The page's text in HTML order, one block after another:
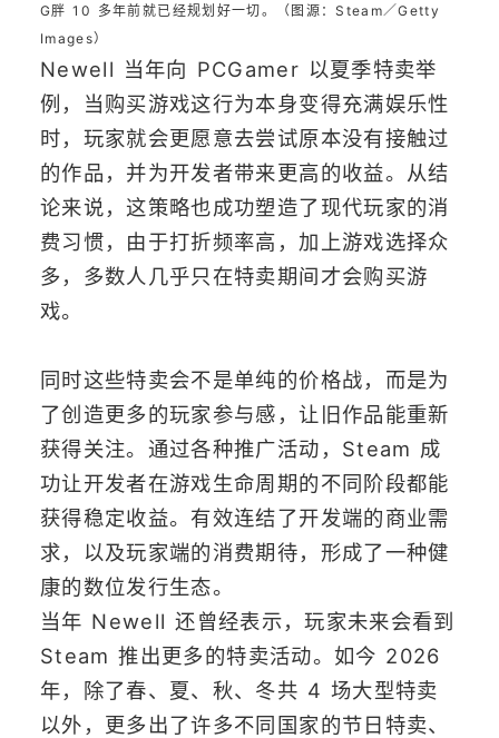
G胖 10 多年前就已经规划好一切。（图源：Steam／Getty
Images）
Newell 当年向 PCGamer 以夏季特卖举
例，当购买游戏这行为本身变得充满娱乐性
时，玩家就会更愿意去尝试原本没有接触过
的作品，并为开发者带来更高的收益。从结
论来说，这策略也成功塑造了现代玩家的消
费习惯，由于打折频率高，加上游戏选择众
多，多数人几乎只在特卖期间才会购买游
戏。
同时这些特卖会不是单纯的价格战，而是为
了创造更多的玩家参与感，让旧作品能重新
获得关注。通过各种推广活动，Steam 成
功让开发者在游戏生命周期的不同阶段都能
获得稳定收益。有效连结了开发端的商业需
求，以及玩家端的消费期待，形成了一种健
康的数位发行生态。
当年 Newell 还曾经表示，玩家未来会看到
Steam 推出更多的特卖活动。如今 2026
年，除了春、夏、秋、冬共 4 场大型特卖
以外，更多出了许多不同国家的节日特卖、